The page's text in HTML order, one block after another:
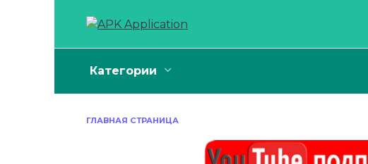
Категории
ГЛАВНАЯ СТРАНИЦА